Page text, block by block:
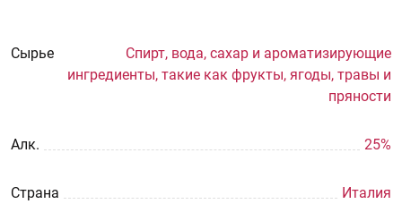
Сырье
Спирт, вода, сахар и ароматизирующие
ингредиенты, такие как фрукты, ягоды, травы и
пряности
Aлк. 25%
Страна Италия